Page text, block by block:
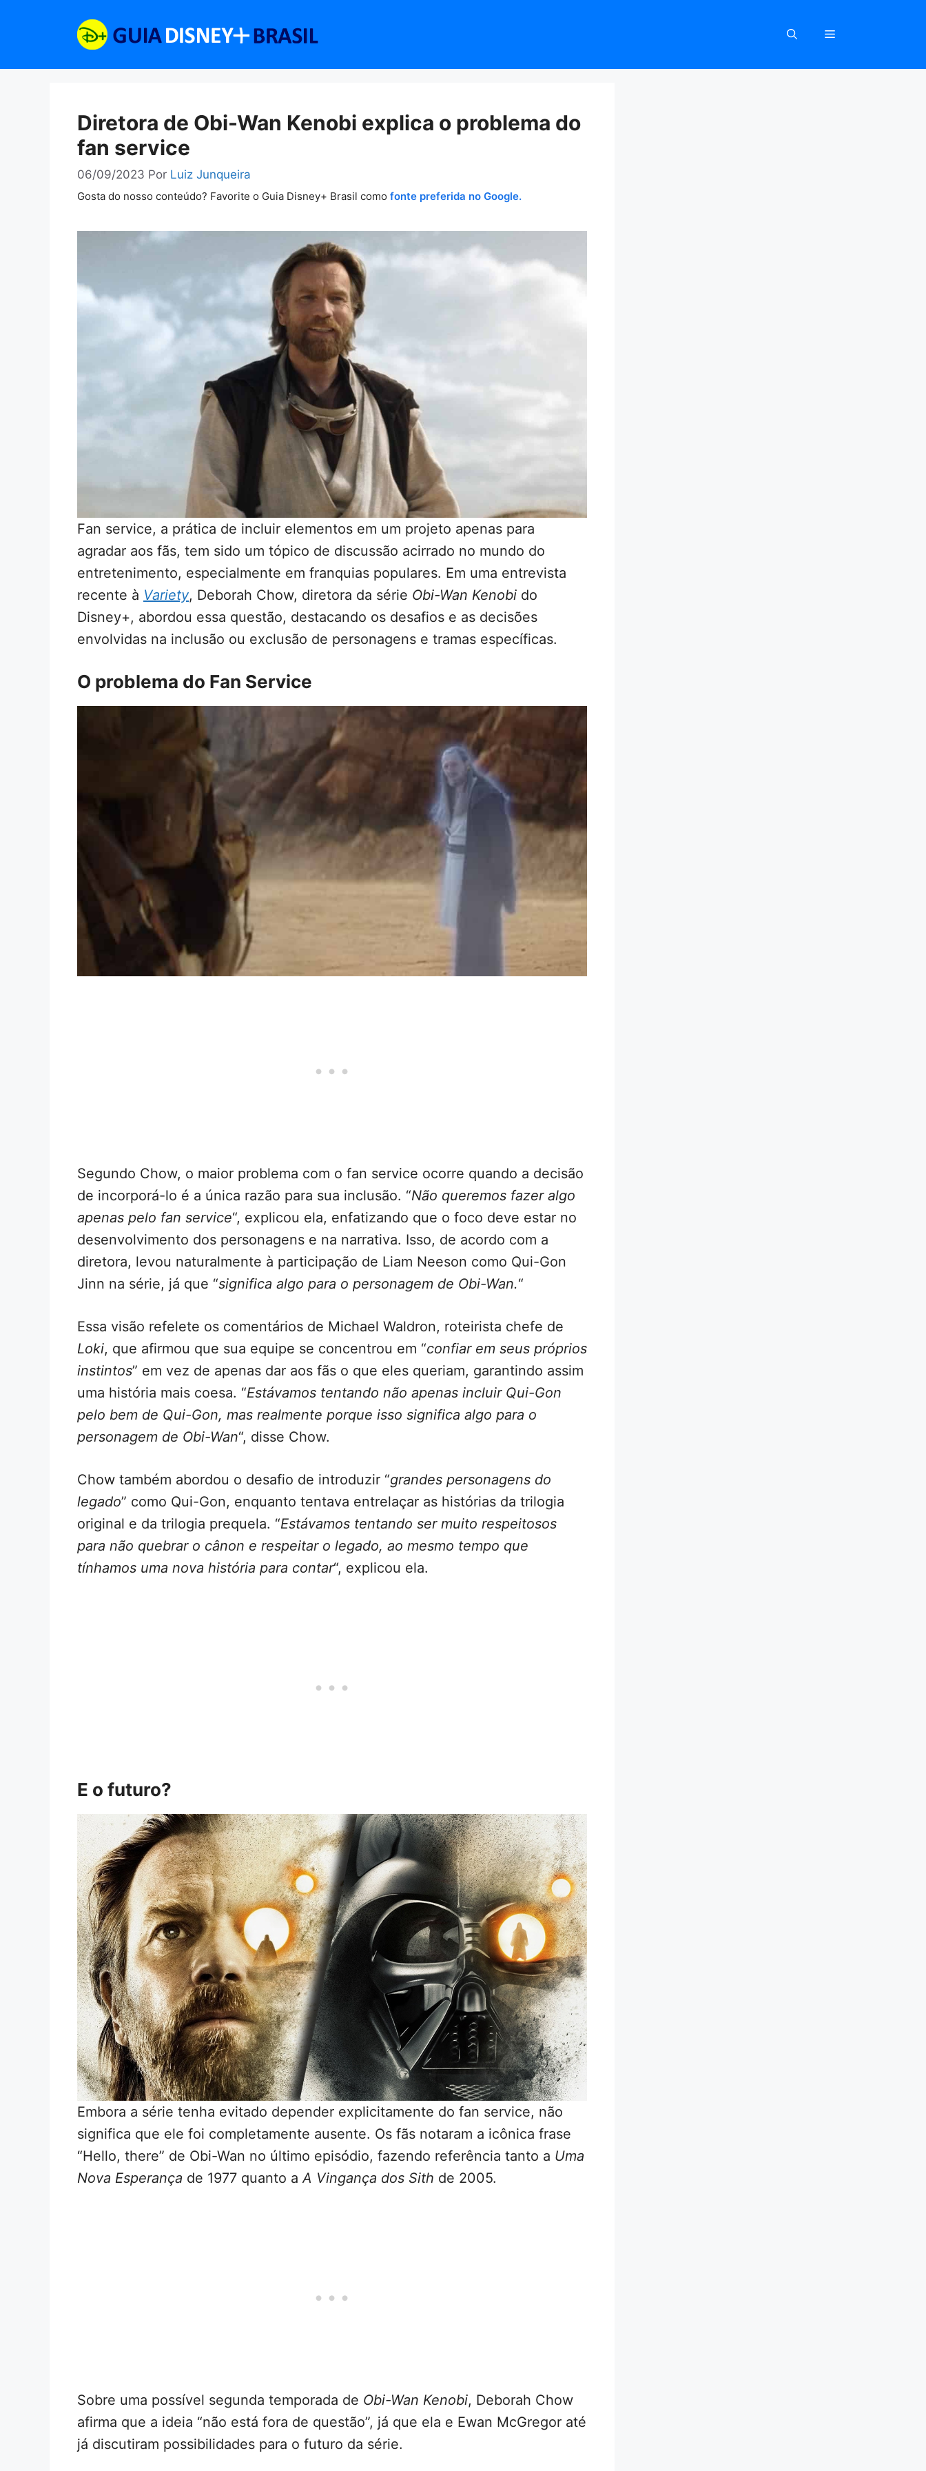
Diretora de Obi-Wan Kenobi explica o problema do
fan service
06/09/2023 Por Luiz Junqueira
Gosta do nosso conteúdo? Favorite o Guia Disney+ Brasil como fonte preferida no Google.
Fan service, a prática de incluir elementos em um projeto apenas para
agradar aos fãs, tem sido um tópico de discussão acirrado no mundo do
entretenimento, especialmente em franquias populares. Em uma entrevista
recente à Variety, Deborah Chow, diretora da série Obi-Wan Kenobi do
Disney+, abordou essa questão, destacando os desafios e as decisões
envolvidas na inclusão ou exclusão de personagens e tramas específicas.
O problema do Fan Service
Segundo Chow, o maior problema com o fan service ocorre quando a decisão
de incorporá-lo é a única razão para sua inclusão. “Não queremos fazer algo
apenas pelo fan service“, explicou ela, enfatizando que o foco deve estar no
desenvolvimento dos personagens e na narrativa. Isso, de acordo com a
diretora, levou naturalmente à participação de Liam Neeson como Qui-Gon
Jinn na série, já que “significa algo para o personagem de Obi-Wan.“
Essa visão refelete os comentários de Michael Waldron, roteirista chefe de
Loki, que afirmou que sua equipe se concentrou em “confiar em seus próprios
instintos” em vez de apenas dar aos fãs o que eles queriam, garantindo assim
uma história mais coesa. “Estávamos tentando não apenas incluir Qui-Gon
pelo bem de Qui-Gon, mas realmente porque isso significa algo para o
personagem de Obi-Wan“, disse Chow.
Chow também abordou o desafio de introduzir “grandes personagens do
legado” como Qui-Gon, enquanto tentava entrelaçar as histórias da trilogia
original e da trilogia prequela. “Estávamos tentando ser muito respeitosos
para não quebrar o cânon e respeitar o legado, ao mesmo tempo que
tínhamos uma nova história para contar“, explicou ela.
E o futuro?
Embora a série tenha evitado depender explicitamente do fan service, não
significa que ele foi completamente ausente. Os fãs notaram a icônica frase
“Hello, there” de Obi-Wan no último episódio, fazendo referência tanto a Uma
Nova Esperança de 1977 quanto a A Vingança dos Sith de 2005.
Sobre uma possível segunda temporada de Obi-Wan Kenobi, Deborah Chow
afirma que a ideia “não está fora de questão”, já que ela e Ewan McGregor até
já discutiram possibilidades para o futuro da série.